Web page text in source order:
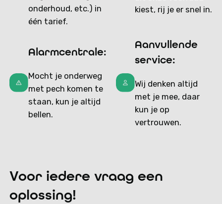
onderhoud, etc.) in
één tarief.
kiest, rij je er snel in.
Alarmcentrale:
Mocht je onderweg
met pech komen te
staan, kun je altijd
bellen.
Aanvullende
service:
Wij denken altijd
met je mee, daar
kun je op
vertrouwen.
Voor iedere vraag een
oplossing!